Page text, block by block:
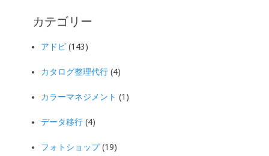
カテゴリー
アドビ (143)
カタログ整理代行 (4)
カラーマネジメント (1)
データ移行 (4)
フォトショップ(19)